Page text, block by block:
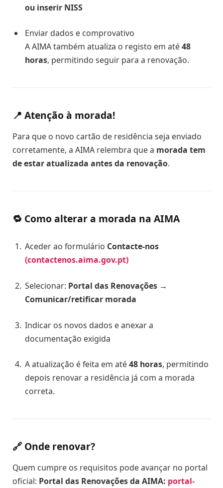
ou inserir NISS
Enviar dados e comprovativo
A AIMA também atualiza o registo em até48
horas, permitindo seguir para a renovação.
📍 Atenção à morada!
Para que o novo cartão de residência seja enviado
corretamente, a AIMA relembra que a morada tem
de estar atualizada antes da renovação.
🔁 Como alterar a morada na AIMA
Aceder ao formulário Contacte-nos
(contactenos.aima.gov.pt)
Selecionar: Portal das Renovações →
Comunicar/retificar morada
Indicar os novos dados e anexar a
documentação exigida
A atualização é feita em até48 horas, permitindo
depois renovar a residência já com a morada
correta.
🔗 Onde renovar?
Quem cumpre os requisitos pode avançar no portal
oficial: Portal das Renovações da AIMA: portal-